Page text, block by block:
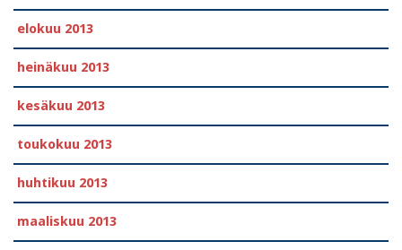
elokuu 2013
heinäkuu 2013
kesäkuu 2013
toukokuu 2013
huhtikuu 2013
maaliskuu 2013